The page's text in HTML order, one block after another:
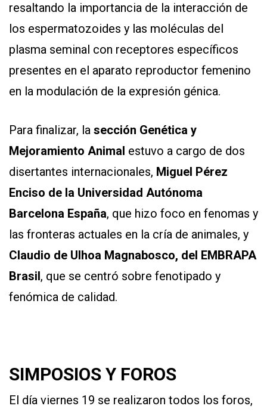
resaltando la importancia de la interacción de
los espermatozoides y las moléculas del
plasma seminal con receptores específicos
presentes en el aparato reproductor femenino
en la modulación de la expresión génica.
Para finalizar, la sección Genética y
Mejoramiento Animal estuvo a cargo de dos
disertantes internacionales, Miguel Pérez
Enciso de la Universidad Autónoma
Barcelona España, que hizo foco en fenomas y
las fronteras actuales en la cría de animales, y
Claudio de Ulhoa Magnabosco, del EMBRAPA
Brasil, que se centró sobre fenotipado y
fenómica de calidad.
SIMPOSIOS Y FOROS
El día viernes 19 se realizaron todos los foros,